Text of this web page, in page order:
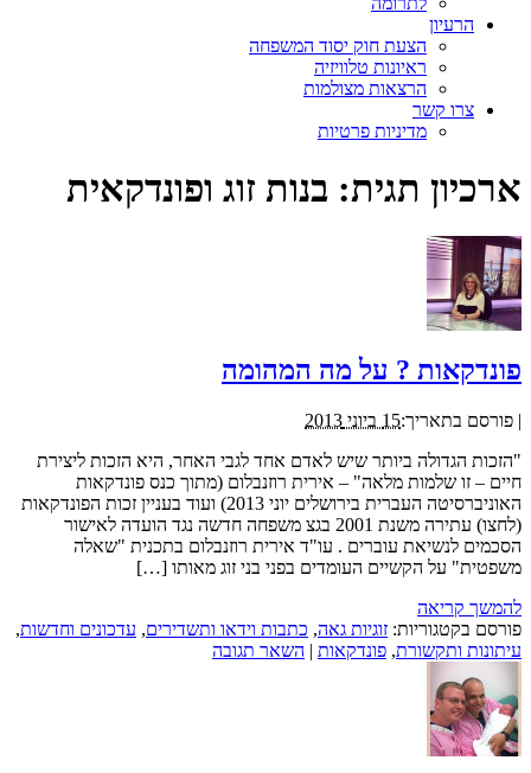
הרעיון
הצעת חוק יסוד המשפחה
ראיונות טלוויזיה
הרצאות מצולמות
צרו קשר
מדיניות פרטיות
ארכיון תגית: בנות זוג ופונדקאית
פונדקאות ? על מה המהומה
| פורסם בתאריך:15 ביוני 2013
"הזכות הגדולה ביותר שיש לאדם אחד לגבי האחר, היא הזכות ליצירת
חיים – זו שלמות מלאה" – אירית רוזנבלום (מתוך כנס פונדקאות
האוניברסיטה העברית בירושלים יוני 2013) ועוד בעניין זכות הפונדקאות
(לחצו) עתירה משנת 2001 בגצ משפחה חדשה נגד הועדה לאישור
הסכמים לנשיאת עוברים . עו"ד אירית רוזנבלום בתכנית "שאלה
משפטית" על הקשיים העומדים בפני בני זוג מאותו […]
להמשך קריאה
פורסם בקטגוריות: זוגיות גאה, כתבות וידאו ותשדירים, עדכונים וחדשות,
עיתונות ותקשורת, פונדקאות | השאר תגובה